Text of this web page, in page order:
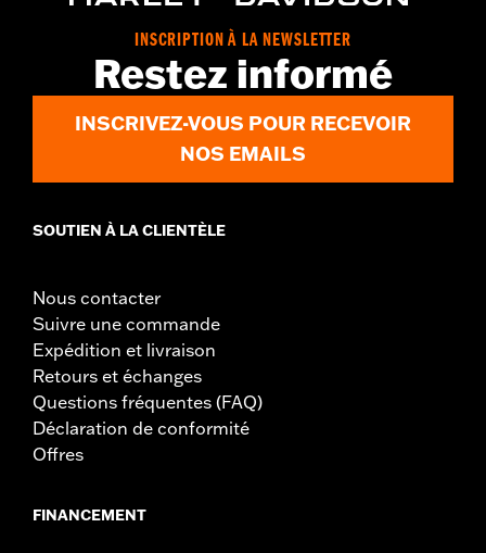
INSCRIPTION À LA NEWSLETTER
Restez informé
INSCRIVEZ-VOUS POUR RECEVOIR
NOS EMAILS
SOUTIEN À LA CLIENTÈLE
Nous contacter
Suivre une commande
Expédition et livraison
Retours et échanges
Questions fréquentes (FAQ)
Déclaration de conformité
Offres
FINANCEMENT